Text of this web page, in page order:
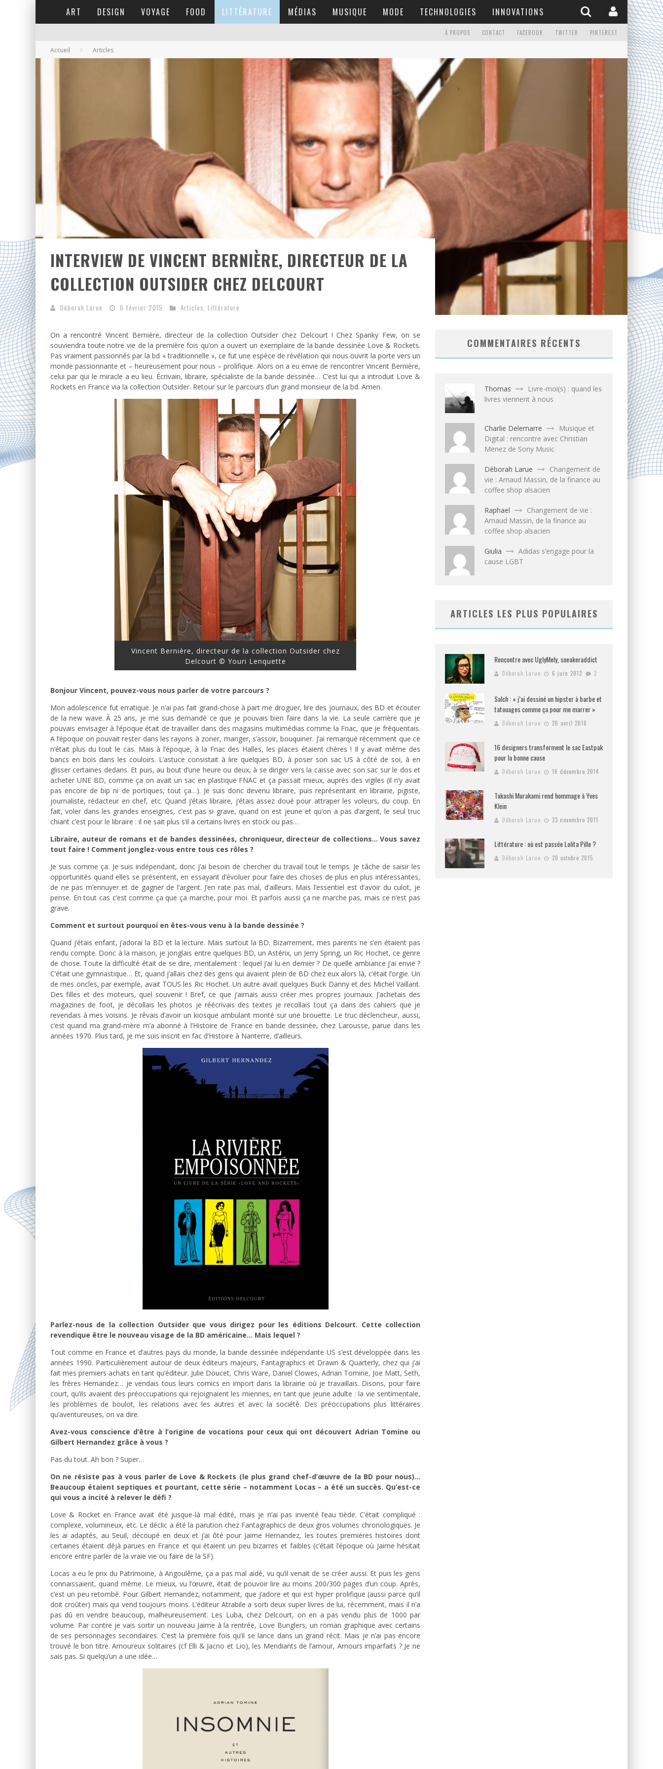
ART DESIGN VOYAGE FOOD LITTÉRATURE MÉDIAS MUSIQUE MODE TECHNOLOGIES INNOVATIONS
À PROPOS CONTACT FACEBOOK TWITTER PINTEREST
Accueil Articles
INTERVIEW DE VINCENT BERNIÈRE, DIRECTEUR DE LA
COLLECTION OUTSIDER CHEZ DELCOURT
Déborah Larue 6 février 2015 Articles, Littérature
On a rencontré Vincent Bernière, directeur de la collection Outsider chez Delcourt ! Chez Spanky Few, on se
souviendra toute notre vie de la première fois qu’on a ouvert un exemplaire de la bande dessinée Love & Rockets.
Pas vraiment passionnés par la bd « traditionnelle », ce fut une espèce de révélation qui nous ouvrit la porte vers un
monde passionnante et – heureusement pour nous – prolifique. Alors on a eu envie de rencontrer Vincent Bernière,
celui par qui le miracle a eu lieu. Écrivain, libraire, spécialiste de la bande dessinée… C’est lui qui a introduit Love &
Rockets en France via la collection Outsider. Retour sur le parcours d’un grand monsieur de la bd. Amen.
Vincent Bernière, directeur de la collection Outsider chez
Delcourt © Youri Lenquette
Bonjour Vincent, pouvez-vous nous parler de votre parcours ?
Mon adolescence fut erratique. Je n’ai pas fait grand-chose à part me droguer, lire des journaux, des BD et écouter
de la new wave. À 25 ans, je me suis demandé ce que je pouvais bien faire dans la vie. La seule carrière que je
pouvais envisager à l’époque était de travailler dans des magasins multimédias comme la Fnac, que je fréquentais.
A l’époque on pouvait rester dans les rayons à zoner, manger, s’assoir, bouquiner. J’ai remarqué récemment que ce
n’était plus du tout le cas. Mais à l’époque, à la Fnac des Halles, les places étaient chères ! Il y avait même des
bancs en bois dans les couloirs. L’astuce consistait à lire quelques BD, à poser son sac US à côté de soi, à en
glisser certaines dedans. Et puis, au bout d’une heure ou deux, à se diriger vers la caisse avec son sac sur le dos et
acheter UNE BD, comme ça on avait un sac en plastique FNAC et ça passait mieux, auprès des vigiles (il n’y avait
pas encore de bip ni de portiques, tout ça…). Je suis donc devenu libraire, puis représentant en librairie, pigiste,
journaliste, rédacteur en chef, etc. Quand j’étais libraire, j’étais assez doué pour attraper les voleurs, du coup. En
fait, voler dans les grandes enseignes, c’est pas si grave, quand on est jeune et qu’on a pas d’argent, le seul truc
chiant c’est pour le libraire : il ne sait plus s’il a certains livres en stock ou pas…
Libraire, auteur de romans et de bandes dessinées, chroniqueur, directeur de collections… Vous savez
tout faire ! Comment jonglez-vous entre tous ces rôles ?
Je suis comme ça. Je suis indépendant, donc j’ai besoin de chercher du travail tout le temps. Je tâche de saisir les
opportunités quand elles se présentent, en essayant d’évoluer pour faire des choses de plus en plus intéressantes,
de ne pas m’ennuyer et de gagner de l’argent. J’en rate pas mal, d’ailleurs. Mais l’essentiel est d’avoir du culot, je
pense. En tout cas c’est comme ça que ça marche, pour moi. Et parfois aussi ça ne marche pas, mais ce n’est pas
grave.
Comment et surtout pourquoi en êtes-vous venu à la bande dessinée ?
Quand j’étais enfant, j’adorai la BD et la lecture. Mais surtout la BD. Bizarrement, mes parents ne s’en étaient pas
rendu compte. Donc à la maison, je jonglais entre quelques BD, un Astérix, un Jerry Spring, un Ric Hochet, ce genre
de chose. Toute la difficulté était de se dire, mentalement : lequel j’ai lu en dernier ? De quelle ambiance j’ai envie ?
C’était une gymnastique… Et, quand j’allais chez des gens qui avaient plein de BD chez eux alors là, c’était l’orgie. Un
de mes oncles, par exemple, avait TOUS les Ric Hochet. Un autre avait quelques Buck Danny et des Michel Vaillant.
Des filles et des moteurs, quel souvenir ! Bref, ce que j’aimais aussi créer mes propres journaux. J’achetais des
magazines de foot, je décollais les photos je réécrivais des textes je recollais tout ça dans des cahiers que je
revendais à mes voisins. Je rêvais d’avoir un kiosque ambulant monté sur une brouette. Le truc déclencheur, aussi,
c’est quand ma grand-mère m’a abonné à l’Histoire de France en bande dessinée, chez Larousse, parue dans les
années 1970. Plus tard, je me suis inscrit en fac d’Histoire à Nanterre, d’ailleurs.
Parlez-nous de la collection Outsider que vous dirigez pour les éditions Delcourt. Cette collection
revendique être le nouveau visage de la BD américaine… Mais lequel ?
Tout comme en France et d’autres pays du monde, la bande dessinée indépendante US s’est développée dans les
années 1990. Particulièrement autour de deux éditeurs majeurs, Fantagraphics et Drawn & Quarterly, chez qui j’ai
fait mes premiers achats en tant qu’éditeur. Julie Doucet, Chris Ware, Daniel Clowes, Adrian Tomine, Joe Matt, Seth,
les frères Hernandez… je vendais tous leurs comics en import dans la librairie où je travaillais. Disons, pour faire
court, qu’ils avaient des préoccupations qui rejoignaient les miennes, en tant que jeune adulte : la vie sentimentale,
les problèmes de boulot, les relations avec les autres et avec la société. Des préoccupations plus littéraires
qu’aventureuses, on va dire.
Avez-vous conscience d’être à l’origine de vocations pour ceux qui ont découvert Adrian Tomine ou
Gilbert Hernandez grâce à vous ?
Pas du tout. Ah bon ? Super…
On ne résiste pas à vous parler de Love & Rockets (le plus grand chef-d’œuvre de la BD pour nous)…
Beaucoup étaient septiques et pourtant, cette série – notamment Locas – a été un succès. Qu’est-ce
qui vous a incité à relever le défi ?
Love & Rocket en France avait été jusque-là mal édité, mais je n’ai pas inventé l’eau tiède. C’était compliqué :
complexe, volumineux, etc. Le déclic a été la parution chez Fantagraphics de deux gros volumes chronologiques. Je
les ai adaptés, au Seuil, découpé en deux et j’ai ôté pour Jaime Hernandez, les toutes premières histoires dont
certaines étaient déjà parues en France et qui étaient un peu bizarres et faibles (c’était l’époque où Jaime hésitait
encore entre parler de la vraie vie ou faire de la SF).
Locas a eu le prix du Patrimoine, à Angoulême, ça a pas mal aidé, vu qu’il venait de se créer aussi. Et puis les gens
connaissaient, quand même. Le mieux, vu l’œuvre, était de pouvoir lire au moins 200/300 pages d’un coup. Après,
c’est un peu retombé. Pour Gilbert Hernandez, notamment, que j’adore et qui est hyper prolifique (aussi parce qu’il
doit croûter) mais qui vend toujours moins. L’éditeur Atrabile a sorti deux super livres de lui, récemment, mais il n’a
pas dû en vendre beaucoup, malheureusement. Les Luba, chez Delcourt, on en a pas vendu plus de 1000 par
volume. Par contre je vais sortir un nouveau Jaime à la rentrée, Love Bunglers, un roman graphique avec certains
de ses personnages secondaires. C’est la première fois qu’il se lance dans un grand récit. Mais je n’ai pas encore
trouvé le bon titre. Amoureux solitaires (cf Elli & Jacno et Lio), les Mendiants de l’amour, Amours imparfaits ? Je ne
sais pas. Si quelqu’un a une idée…
COMMENTAIRES RÉCENTS
Thomas
Livre-moi(s) : quand les
livres viennent à nous
Charlie Delemarre
Musique et
Digital : rencontre avec Christian
Menez de Sony Music
Déborah Larue
Changement de
vie : Arnaud Massin, de la finance au
coffee shop alsacien
Raphael
Changement de vie :
Arnaud Massin, de la finance au
coffee shop alsacien
Giulia
Adidas s’engage pour la
cause LGBT
ARTICLES LES PLUS POPULAIRES
Rencontre avec UglyMely, sneakeraddict
Déborah Larue 6 juin 2012 2
Salch : « j’ai dessiné un hipster à barbe et
tatouages comme ça pour me marrer »
Déborah Larue 26 avril 2016
16 designers transforment le sac Eastpak
pour la bonne cause
Déborah Larue 16 décembre 2014
Takashi Murakami rend hommage à Yves
Klein
Déborah Larue 23 novembre 2011
Littérature : où est passée Lolita Pille ?
Déborah Larue 20 octobre 2015